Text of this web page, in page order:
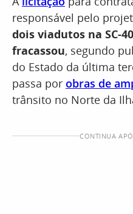
responsável pelo
dois viadutos na SC-
fracassou, segundo
do Estado da última
passa por obras de
trânsito no Norte da
CONTINUA